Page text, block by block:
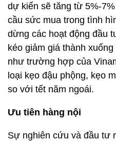
dự kiến sẽ tăng từ 5%-
cầu sức mua trong tình
dừng các hoạt động đầu
kéo giảm giá thành
như trường hợp của
loại kẹo đậu phộng, kẹo
so với tết năm ngoái.
Ưu tiên hàng nội
Sự nghiên cứu và đầu tư